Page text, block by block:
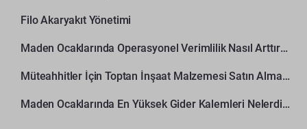
Filo Akaryakıt Yönetimi
Maden Ocaklarında Operasyonel Verimlilik Nasıl Arttırılır?
Müteahhitler İçin Toptan İnşaat Malzemesi Satın Alma Rehberi
Maden Ocaklarında En Yüksek Gider Kalemleri Nelerdir?